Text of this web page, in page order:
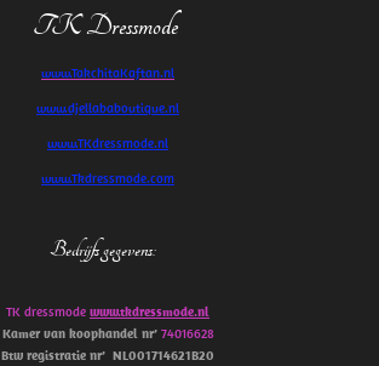
TK Dressmode
www.TakchitaKaftan.nl
www.djellababoutique.nl
www.TKdressmode.nl
www.Tkdressmode.com
Bedrijfs gegevens:
TK dressmode www.tkdressmode.nl
Kamer van koophandel nr’ 74016628
Btw registratie nr’ NL001714621B20